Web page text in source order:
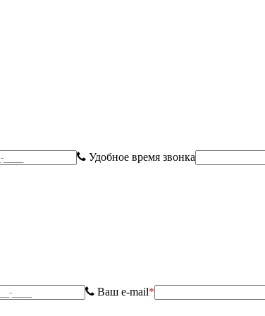
Удобное время звонка
Ваш e-mail*